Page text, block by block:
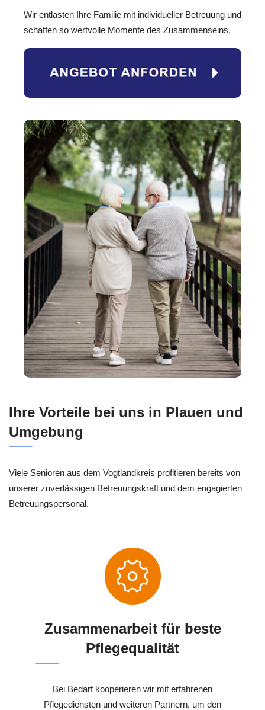
Wir entlasten Ihre Familie mit individueller Betreuung und
schaffen so wertvolle Momente des Zusammenseins.
Ihre Vorteile bei uns in Plauen und
Umgebung
Viele Senioren aus dem Vogtlandkreis profitieren bereits von
unserer zuverlässigen Betreuungskraft und dem engagierten
Betreuungspersonal.
Zusammenarbeit für beste
Pflegequalität
Bei Bedarf kooperieren wir mit erfahrenen
Pflegediensten und weiteren Partnern, um den